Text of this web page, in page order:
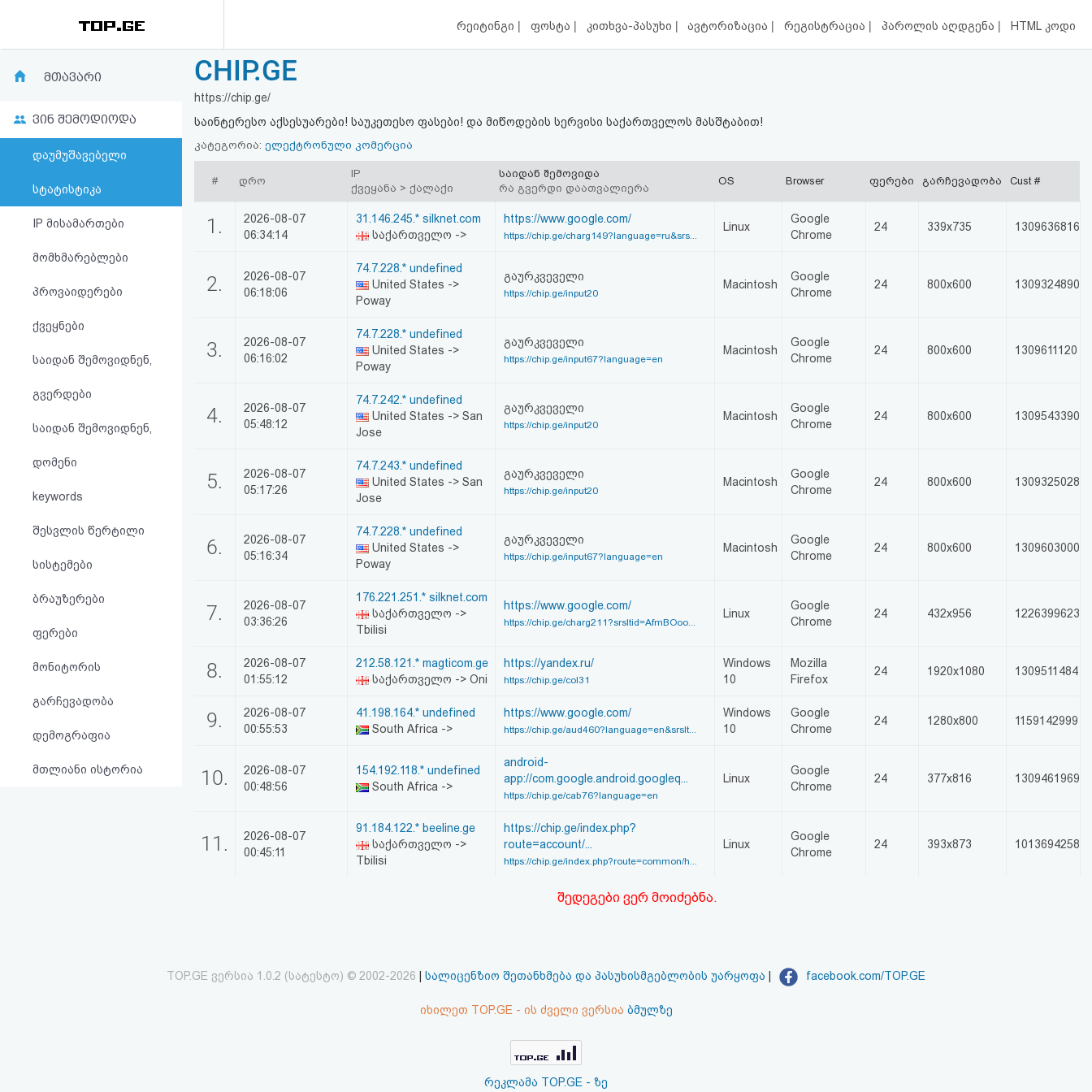
რეიტინგი | ფოსტა | კითხვა-პასუხი | ავტორიზაცია | რეგისტრაცია | პაროლის აღდგენა | HTML კოდი
რეიტინგი
ფოსტა
კითხვა-
პასუხი
ავტორიზაცია
რეგისტრაცია
სალიცენზიო
შეთანხმება
მთავარი
ვინ შემოდიოდა
დაუმუშავებელი
სტატისტიკა
IP მისამართები
მომხმარებლები
პროვაიდერები
ქვეყნები
საიდან შემოვიდნენ,
გვერდები
საიდან შემოვიდნენ,
დომენი
keywords
შესვლის წერტილი
სისტემები
ბრაუზერები
ფერები
მონიტორის
გარჩევადობა
დემოგრაფია
მთლიანი ისტორია
CHIP.GE
https://chip.ge/
საინტერესო აქსესუარები! საუკეთესო ფასები! და მიწოდების სერვისი საქართველოს მასშტაბით!
კატეგორია: ელექტრონული კომერცია
# დრო
IP
ქვეყანა > ქალაქი
საიდან შემოვიდა
რა გვერდი დაათვალიერა
OS Browser ფერები გარჩევადობა Cust #
1.
2026-08-07
06:34:14
31.146.245.* silknet.com
საქართველო ->
https://www.google.com/
https://chip.ge/charg149?language=ru&srs...
Linux
Google
Chrome
24 339x735 1309636816
2.
2026-08-07
06:18:06
74.7.228.* undefined
United States ->
Poway
გაურკვეველი
https://chip.ge/input20
Macintosh
Google
Chrome
24 800x600 1309324890
3.
2026-08-07
06:16:02
74.7.228.* undefined
United States ->
Poway
გაურკვეველი
https://chip.ge/input67?language=en
Macintosh
Google
Chrome
24 800x600 1309611120
4.
2026-08-07
05:48:12
74.7.242.* undefined
United States -> San
Jose
გაურკვეველი
https://chip.ge/input20
Macintosh
Google
Chrome
24 800x600 1309543390
5.
2026-08-07
05:17:26
74.7.243.* undefined
United States -> San
Jose
გაურკვეველი
https://chip.ge/input20
Macintosh
Google
Chrome
24 800x600 1309325028
6.
2026-08-07
05:16:34
74.7.228.* undefined
United States ->
Poway
გაურკვეველი
https://chip.ge/input67?language=en
Macintosh
Google
Chrome
24 800x600 1309603000
7.
2026-08-07
03:36:26
176.221.251.* silknet.com
საქართველო ->
Tbilisi
https://www.google.com/
https://chip.ge/charg211?srsltid=AfmBOoo...
Linux
Google
Chrome
24 432x956 1226399623
8.
2026-08-07
01:55:12
212.58.121.* magticom.ge
საქართველო -> Oni
https://yandex.ru/
https://chip.ge/col31
Windows
10
Mozilla
Firefox
24 1920x1080 1309511484
9.
2026-08-07
00:55:53
41.198.164.* undefined
South Africa ->
https://www.google.com/
https://chip.ge/aud460?language=en&srslt...
Windows
10
Google
Chrome
24 1280x800 1159142999
10.
2026-08-07
00:48:56
154.192.118.* undefined
South Africa ->
android-
app://com.google.android.googleq...
https://chip.ge/cab76?language=en
Linux
Google
Chrome
24 377x816 1309461969
11.
2026-08-07
00:45:11
91.184.122.* beeline.ge
საქართველო ->
Tbilisi
https://chip.ge/index.php?
route=account/...
https://chip.ge/index.php?route=common/h...
Linux
Google
Chrome
24 393x873 1013694258
შედეგები ვერ მოიძებნა.
TOP.GE ვერსია 1.0.2 (სატესტო) © 2002-2026 სალიცენზიო შეთანხმება და პასუხისმგებლობის უარყოფა facebook.com/TOP.GE
იხილეთ TOP.GE - ის ძველი ვერსია ბმულზე
რეკლამა TOP.GE - ზე